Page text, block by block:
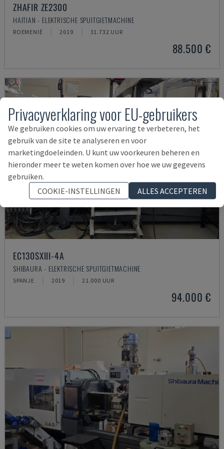
ZHAFIR ZE2300
HAITIAN - ELEKTRISCHE SPUITGIETMACHINE
ROEMENIË 2019 31.732 UUR
88.500 €
EC130SXIII-4A
SHIBAURA - ELEKTRISCHE SPUITGIETMACHINE
SPANJE 2019 21.000 UUR
94.000 €
Privacyverklaring voor EU-gebruikers
We gebruiken cookies om uw ervaring te verbeteren, het
gebruik van de site te analyseren en voor
marketingdoeleinden. U kunt uw voorkeuren beheren en
hieronder meer te weten komen over hoe we uw gegevens
gebruiken.
COOKIE-INSTELLINGEN
ALLES ACCEPTEREN